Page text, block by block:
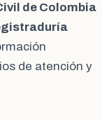
de Colombia
de atención y